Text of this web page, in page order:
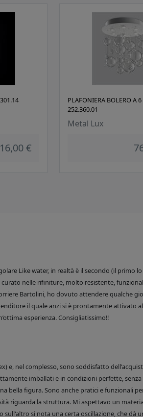
€
PLAFONIERA BOLERO A
252.360.01
Metal Lux
Like water, in realtà è il secondo (il primo
nelle rifiniture, molto resistente,
Bartolini, ho dovuto attendere qualche
il quale anzi si è prontamente attivato
esperienza. Consigliatissimo!!
e, nel complesso, sono soddisfatto
imballati e in condizioni perfette,
bella figura. Sono anche pratici e funzionali
riguarda la struttura. Mi aspettavo un
si nota una certa oscillazione, che dà